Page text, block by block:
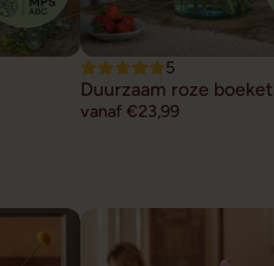
5
Duurzaam roze boeket
vanaf €23,99